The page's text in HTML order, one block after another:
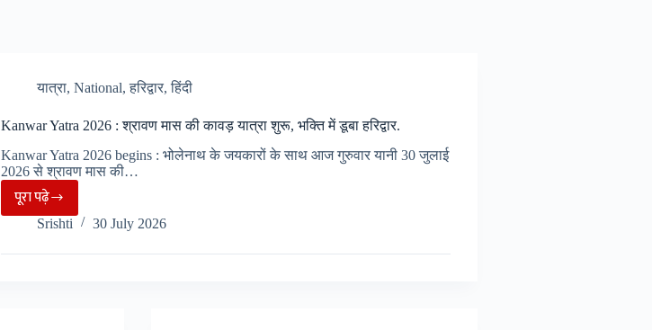
यात्रा, National,हरिद्वार,हिंदी
Kanwar Yatra 2026 : श्रावण मास की कावड़ यात्रा शुरू, भक्ति में डूबा हरिद्वार.
Kanwar Yatra 2026 begins : भोलेनाथ के जयकारों के साथ आज गुरुवार यानी 30 जुलाई
2026 से श्रावण मास की…
पूरा पढ़ेKanwar
Yatra
2026
Srishti 30 July 2026